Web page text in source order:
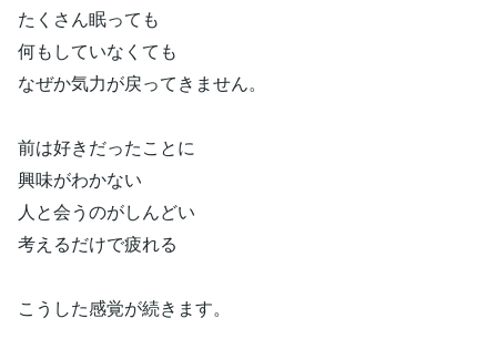
たくさん眠っても
何もしていなくても
なぜか気力が戻ってきません。
前は好きだったことに
興味がわかない
人と会うのがしんどい
考えるだけで疲れる
こうした感覚が続きます。